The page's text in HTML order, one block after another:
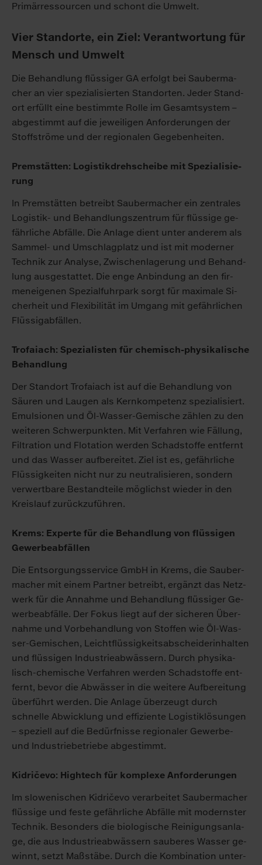
Pri­mär­res­sour­cen und schont die Um­welt.
Vier Stand­or­te, ein Ziel: Ver­ant­wor­tung für
Mensch und Um­welt
Die Be­hand­lung flüs­si­ger GA er­folgt bei Sau­ber­ma­
cher an vier spe­zia­li­sier­ten Stand­or­ten. Je­der Stand­
ort er­füllt ei­ne be­stimm­te Rol­le im Ge­samt­sys­tem –
ab­ge­stimmt auf die je­wei­li­gen An­for­de­run­gen der
Stoff­strö­me und der re­gio­na­len Ge­ge­ben­hei­ten.
Prem­stät­ten: Lo­gis­tik­dreh­schei­be mit Spe­zia­li­sie­
rung
In Prem­stät­ten be­treibt Sau­ber­ma­cher ein zen­tra­les
Lo­gis­tik- und Be­hand­lungs­zen­trum für flüs­si­ge ge­
fähr­li­che Ab­fäl­le. Die An­la­ge dient un­ter an­de­rem als
Sam­mel- und Um­schlag­platz und ist mit mo­der­ner
Tech­nik zur Ana­ly­se, Zwi­schen­la­ge­rung und Be­hand­
lung aus­ge­stat­tet. Die en­ge An­bin­dung an den fir­
men­ei­ge­nen Spe­zi­al­fuhr­park sorgt für ma­xi­ma­le Si­
cher­heit und Fle­xi­bi­li­tät im Um­gang mit ge­fähr­li­chen
Flüs­sigab­fäl­len.
Tro­fai­ach: Spe­zia­lis­ten für che­misch-phy­si­ka­li­sche
Be­hand­lung
Der Stand­ort Tro­fai­ach ist auf die Be­hand­lung von
Säu­ren und Lau­gen als Kern­kom­pe­tenz spe­zia­li­siert.
Emul­sio­nen und Öl-Was­ser-Ge­mi­sche zäh­len zu den
wei­te­ren Schwer­punk­ten. Mit Ver­fah­ren wie Fäl­lung,
Fil­tra­ti­on und Flota­ti­on wer­den Schad­stof­fe ent­fernt
und das Was­ser auf­be­rei­tet. Ziel ist es, ge­fähr­li­che
Flüs­sig­kei­ten nicht nur zu neu­tra­li­sie­ren, son­dern
ver­wert­ba­re Be­stand­tei­le mög­lichst wie­der in den
Kreis­lauf zu­rück­zu­füh­ren.
Krems: Ex­per­te für die Be­hand­lung von flüs­si­gen
Ge­wer­be­ab­fäl­len
Die Ent­sor­gungs­ser­vice GmbH in Krems, die Sau­ber­
ma­cher mit ei­nem Part­ner be­treibt, er­gänzt das Netz­
werk für die An­nah­me und Be­hand­lung flüs­si­ger Ge­
wer­be­ab­fäl­le. Der Fo­kus liegt auf der si­che­ren Über­
nah­me und Vor­be­hand­lung von Stof­fen wie Öl-Was­
ser-Ge­mi­schen, Leicht­flüs­sig­keits­ab­schei­der­in­hal­ten
und flüs­si­gen In­dus­trie­ab­wäs­sern. Durch phy­si­ka­
lisch-che­mi­sche Ver­fah­ren wer­den Schad­stof­fe ent­
fernt, be­vor die Ab­wäs­ser in die wei­te­re Auf­be­rei­tung
über­führt wer­den. Die An­la­ge über­zeugt durch
schnel­le Ab­wick­lung und ef­fi­zi­en­te Lo­gis­tik­lö­sun­gen
– spe­zi­ell auf die Be­dürf­nis­se re­gio­na­ler Ge­wer­be-
und In­dus­trie­be­trie­be ab­ge­stimmt.
Kidričevo: High­tech für kom­ple­xe An­for­de­run­gen
Im slo­we­ni­schen Kidričevo ver­ar­bei­tet Sau­ber­ma­cher
flüs­si­ge und fes­te ge­fähr­li­che Ab­fäl­le mit mo­derns­ter
Tech­nik. Be­son­ders die bio­lo­gi­sche Rei­ni­gungs­an­la­
ge, die aus In­dus­trie­ab­wäs­sern sau­be­res Was­ser ge­
winnt, setzt Maß­stä­be. Durch die Kom­bi­na­ti­on un­ter­